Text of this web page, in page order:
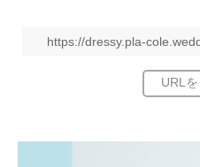
https://dressy.pla-